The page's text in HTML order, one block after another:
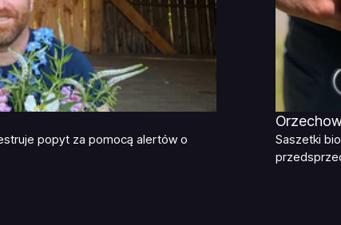
popyt za pomocą alertów o
Saszetki